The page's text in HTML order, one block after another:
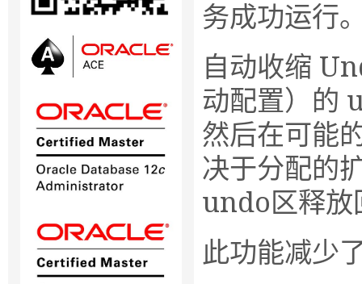
务成功运行
自动收缩
动配置）的
然后在可能
决于分配的
undo区释放
此功能减少